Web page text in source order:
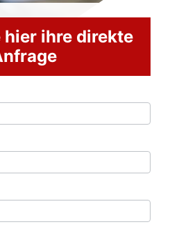
hier ihre direkte